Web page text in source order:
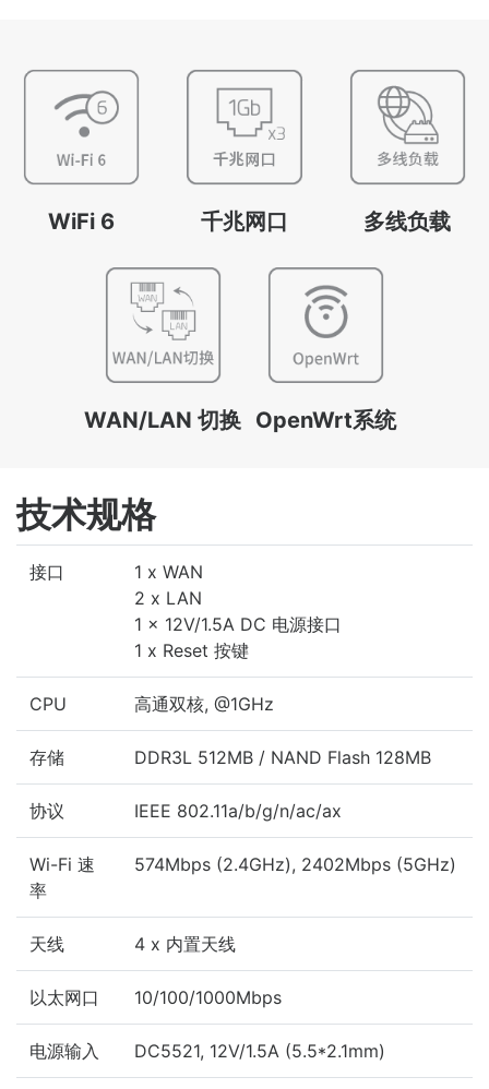
WiFi 6 千兆网口 多线负载
WAN/LAN 切换 OpenWrt系统
技术规格
接口
1 x WAN
2 x LAN
1 x 12V/1.5A DC 电源接口
1 x Reset 按键
CPU 高通双核, @1GHz
存储 DDR3L 512MB / NAND Flash 128MB
协议 IEEE 802.11a/b/g/n/ac/ax
Wi-Fi 速
率
574Mbps (2.4GHz), 2402Mbps (5GHz)
天线 4 x 内置天线
以太网口 10/100/1000Mbps
电源输入 DC5521, 12V/1.5A (5.5*2.1mm)